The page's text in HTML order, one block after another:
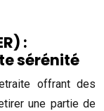
:
sérénité
offrant des
une partie de